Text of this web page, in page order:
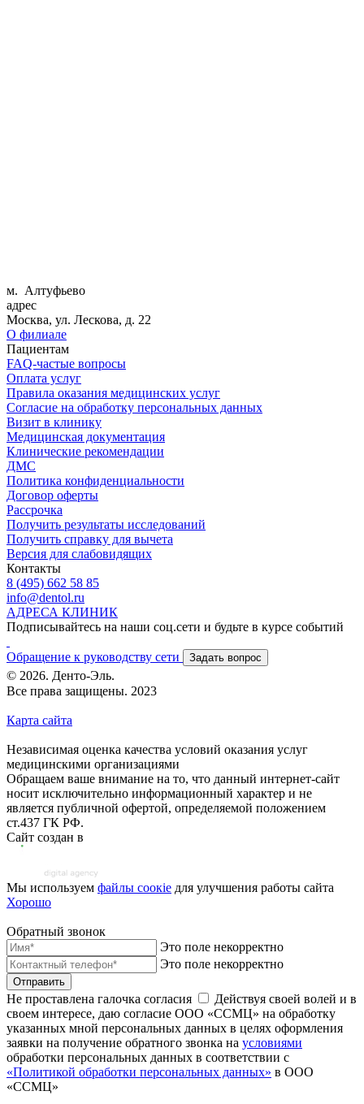
м. Алтуфьево
адрес
Москва, ул. Лескова, д. 22
О филиале
Пациентам
FAQ-частые вопросы
Оплата услуг
Правила оказания медицинских услуг
Согласие на обработку персональных данных
Визит в клинику
Медицинская документация
Клинические рекомендации
ДМС
Политика конфиденциальности
Договор оферты
Рассрочка
Получить результаты исследований
Получить справку для вычета
Версия для слабовидящих
Контакты
8 (495) 662 58 85
info@dentol.ru
АДРЕСА КЛИНИК
Подписывайтесь на наши соц.сети и будьте в курсе событий
Обращение к руководству сети Задать вопрос
© 2026. Денто-Эль.
Все права защищены. 2023
Карта сайта
Независимая оценка качества условий оказания услуг
медицинскими организациями
Обращаем ваше внимание на то, что данный интернет-сайт
носит исключительно информационный характер и не
является публичной офертой, определяемой положением
ст.437 ГК РФ.
Сайт создан в
Мы используем файлы соoкіе для улучшения работы сайта
Хорошо
Обратный звонок
Это поле некорректно
Это поле некорректно
Отправить
Не проставлена галочка согласия
Действуя своей волей и в
своем интересе, даю согласие ООО «ССМЦ» на обработку
указанных мной персональных данных в целях оформления
заявки на получение обратного звонка на условиями
обработки персональных данных в соответствии с
«Политикой обработки персональных данных» в ООО
«ССМЦ»